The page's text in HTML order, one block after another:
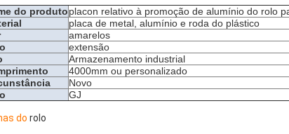
do produtoplacon relativo à promoção de alumínio do rolo
placa de metal, alumínio e roda do plástico
amarelos
extensão
Armazenamento industrial
4000mm ou personalizado
Novo
GJ
do rolo